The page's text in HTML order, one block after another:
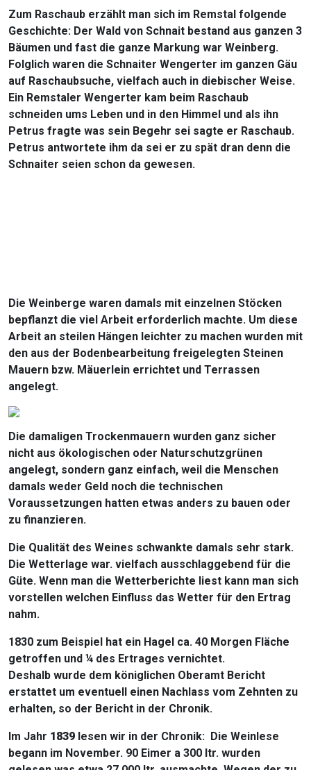
Zum Raschaub erzählt man sich im Remstal folgende
Geschichte: Der Wald von Schnait bestand aus ganzen 3
Bäumen und fast die ganze Markung war Weinberg.
Folglich waren die Schnaiter Wengerter im ganzen Gäu
auf Raschaubsuche, vielfach auch in diebischer Weise.
Ein Remstaler Wengerter kam beim Raschaub
schneiden ums Leben und in den Himmel und als ihn
Petrus fragte was sein Begehr sei sagte er Raschaub.
Petrus antwortete ihm da sei er zu spät dran denn die
Schnaiter seien schon da gewesen.
Die Weinberge waren damals mit einzelnen Stöcken
bepflanzt die viel Arbeit erforderlich machte. Um diese
Arbeit an steilen Hängen leichter zu machen wurden mit
den aus der Bodenbearbeitung freigelegten Steinen
Mauern bzw. Mäuerlein errichtet und Terrassen
angelegt.
Die damaligen Trockenmauern wurden ganz sicher
nicht aus ökologischen oder Naturschutzgrünen
angelegt, sondern ganz einfach, weil die Menschen
damals weder Geld noch die technischen
Voraussetzungen hatten etwas anders zu bauen oder
zu finanzieren.
Die Qualität des Weines schwankte damals sehr stark.
Die Wetterlage war. vielfach ausschlaggebend für die
Güte. Wenn man die Wetterberichte liest kann man sich
vorstellen welchen Einfluss das Wetter für den Ertrag
nahm.
1830 zum Beispiel hat ein Hagel ca. 40 Morgen Fläche
getroffen und ¼ des Ertrages vernichtet.
Deshalb wurde dem königlichen Oberamt Bericht
erstattet um eventuell einen Nachlass vom Zehnten zu
erhalten, so der Bericht in der Chronik.
Im Jahr 1839 lesen wir in der Chronik: Die Weinlese
begann im November. 90 Eimer a 300 ltr. wurden